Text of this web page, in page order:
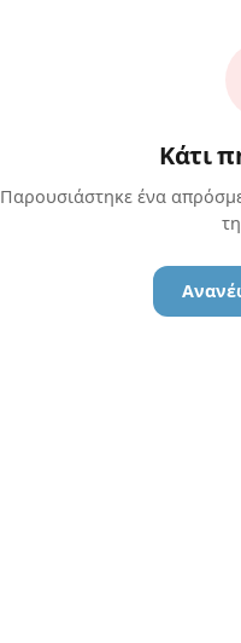
Κάτι
Παρουσιάστηκε ένα